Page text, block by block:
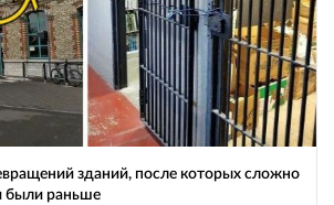
зданий, после которых сложно
были раньше